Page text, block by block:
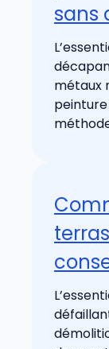
sans
métaux